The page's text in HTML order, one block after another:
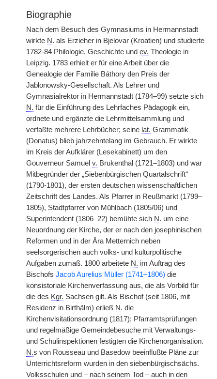
Biographie
Nach dem Besuch des Gymnasiums in Hermannstadt
wirkte N. als Erzieher in Bjelovar (Kroatien) und studierte
1782-84 Philologie, Geschichte und ev. Theologie in
Leipzig. 1783 erhielt er für eine Arbeit über die
Genealogie der Familie Báthory den Preis der
Jablonowsky-Gesellschaft. Als Lehrer und
Gymnasialrektor in Hermannstadt (1784–99) setzte sich
N. für die Einführung des Lehrfaches Pädagogik ein,
ordnete und ergänzte die Lehrmittelsammlung und
verfaßte mehrere Lehrbücher; seine lat. Grammatik
(Donatus) blieb jahrzehntelang im Gebrauch. Er wirkte
im Kreis der Aufklärer (Lesekabinett) um den
Gouverneur Samuel v. Brukenthal (1721–1803) und war
Mitbegründer der „Siebenbürgischen Quartalschrift“
(1790-1801), der ersten deutschen wissenschaftlichen
Zeitschrift des Landes. Als Pfarrer in Reußmarkt (1799–
1805), Stadtpfarrer von Mühlbach (1805/06) und
Superintendent (1806–22) bemühte sich N. um eine
Neuordnung der Kirche, der er nach den josephinischen
Reformen und in der Ära Metternich neben
seelsorgerischen auch volks- und kulturpolitische
Aufgaben zumaß. 1800 arbeitete N. im Auftrag des
Bischofs Jacob Aurelius Müller (1741–1806) die
konsistoriale Kirchenverfassung aus, die als Vorbild für
die des Kgr. Sachsen gilt. Als Bischof (seit 1806, mit
Residenz in Birthälm) erließ N. die
Kirchenvisitationsordnung (1817); Pfarramtsprüfungen
und regelmäßige Gemeindebesuche mit Verwaltungs-
und Schulinspektionen festigten die Kirchenorganisation.
N.s von Rousseau und Basedow beeinflußte Pläne zur
Unterrichtsreform wurden in den siebenbürgischsächs.
Volksschulen und – nach seinem Tod – auch in den